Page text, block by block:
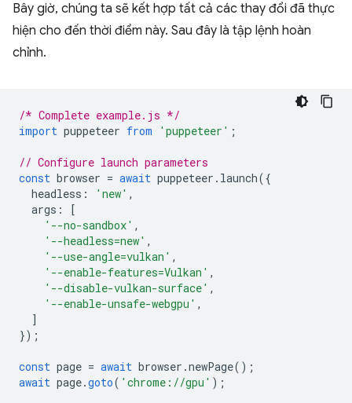
Bây giờ, chúng ta sẽ kết hợp tất cả các thay đổi đã thực
hiện cho đến thời điểm này. Sau đây là tập lệnh hoàn
chỉnh.
/* Complete example.js */
import puppeteer from 'puppeteer' ;
// Configure launch parameters
const browser = await puppeteer . launch({
headless : 'new' ,
args :
[
'--no-sandbox' ,
'--headless=new' ,
'--use-angle=vulkan' ,
'--enable-features=Vulkan' ,
'--disable-vulkan-surface' ,
'--enable-unsafe-webgpu' ,
]
});
const page = await browser .newPage();
await page.goto( 'chrome://gpu' );